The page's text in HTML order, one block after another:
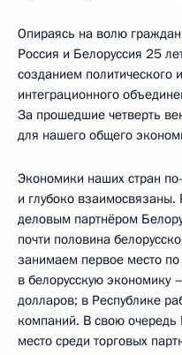
Опираясь на волю
Россия и Белоруссия 25
созданием политического
интеграционного
За прошедшие четверть
для нашего общего
Экономики наших стран
и глубоко взаимосвязаны.
деловым партнёром
почти половина
занимаем первое место
в белорусскую экономику
долларов; в Республике
компаний. В свою очередь
место среди торговых